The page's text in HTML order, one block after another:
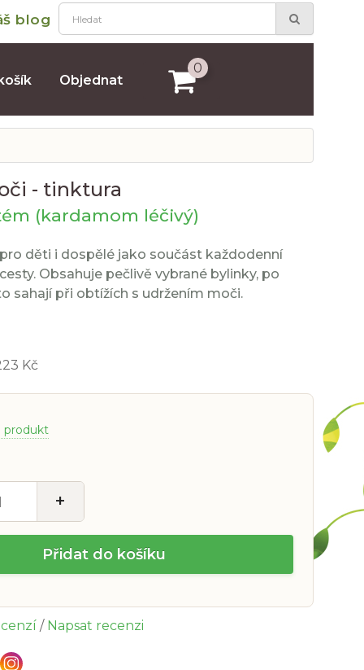
blog
Objednat
0
- tinktura
(kardamom léčivý)
děti i dospělé jako součást každodenní
Obsahuje pečlivě vybrané bylinky, po
sahají při obtížích s udržením moči.
Kč
produkt
+
Přidat do košíku
/ Napsat recenzi